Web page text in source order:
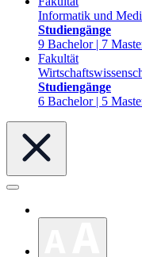
Informatik und
Studiengänge
9 Bachelor | 7
Fakultät
Studiengänge
6 Bachelor | 5